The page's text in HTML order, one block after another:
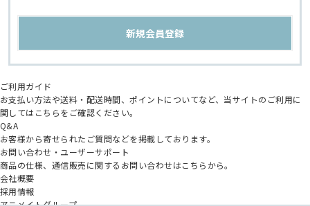
ご利用ガイド
お支払い方法や送料・配送時間、ポイントについてなど、当サイトのご利用に
関してはこちらをご確認ください。
Q&A
お客様から寄せられたご質問などを掲載しております。
お問い合わせ・ユーザーサポート
商品の仕様、通信販売に関するお問い合わせはこちらから。
会社概要
採用情報